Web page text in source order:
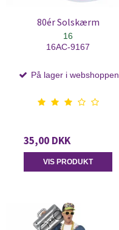
80ér Solskærm
16
16AC-9167
På lager i webshoppen
35,00 DKK
VIS PRODUKT